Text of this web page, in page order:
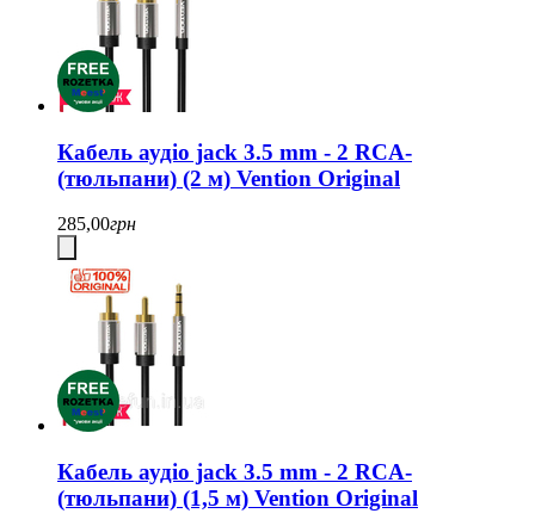
Кабель аудіо jack 3.5 mm - 2 RCA-
(тюльпани) (2 м) Vention Original
285,00грн
Кабель аудіо jack 3.5 mm - 2 RCA-
(тюльпани) (1,5 м) Vention Original